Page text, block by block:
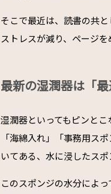
そこで最近は、読書の共
ストレスが減り、ページ
最新の湿潤器は「
湿潤器といってもピンと
「海綿入れ」「事務用ス
いてある、水に浸したスポ
このスポンジの水分によ